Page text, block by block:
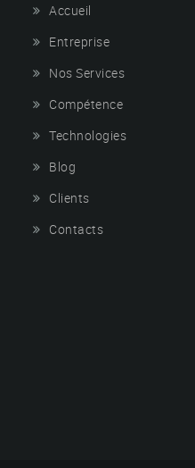
Accueil
Entreprise
Nos Services
Compétence
Technologies
Blog
Clients
Contacts